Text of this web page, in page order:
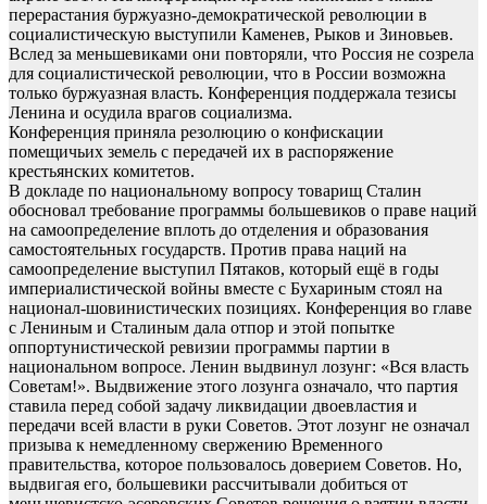
перерастания буржуазно-демократической революции в
социалистическую выступили Каменев, Рыков и Зиновьев.
Вслед за меньшевиками они повторяли, что Россия не созрела
для социалистической революции, что в России возможна
только буржуазная власть. Конференция поддержала тезисы
Ленина и осудила врагов социализма.
Конференция приняла резолюцию о конфискации
помещичьих земель с передачей их в распоряжение
крестьянских комитетов.
В докладе по национальному вопросу товарищ Сталин
обосновал требование программы большевиков о праве наций
на самоопределение вплоть до отделения и образования
самостоятельных государств. Против права наций на
самоопределение выступил Пятаков, который ещё в годы
империалистической войны вместе с Бухариным стоял на
национал-шовинистических позициях. Конференция во главе
с Лениным и Сталиным дала отпор и этой попытке
оппортунистической ревизии программы партии в
национальном вопросе. Ленин выдвинул лозунг: «Вся власть
Советам!». Выдвижение этого лозунга означало, что партия
ставила перед собой задачу ликвидации двоевластия и
передачи всей власти в руки Советов. Этот лозунг не означал
призыва к немедленному свержению Временного
правительства, которое пользовалось доверием Советов. Но,
выдвигая его, большевики рассчитывали добиться от